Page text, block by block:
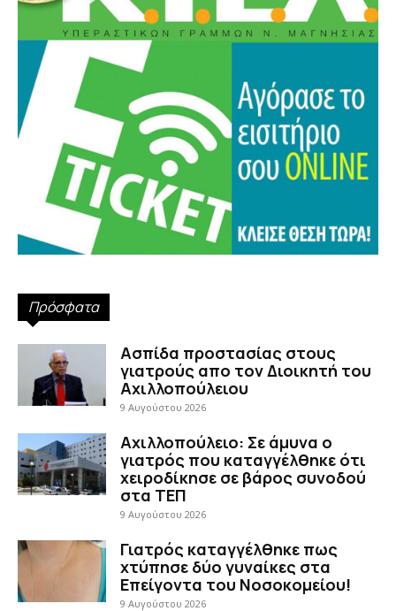
Πρόσφατα
Ασπίδα προστασίας στους
γιατρούς απο τον Διοικητή του
Αχιλλοπούλειου
9 Αυγούστου 2026
Αχιλλοπούλειο: Σε άμυνα ο
γιατρός που καταγγέλθηκε ότι
χειροδίκησε σε βάρος συνοδού
στα ΤΕΠ
9 Αυγούστου 2026
Γιατρός καταγγέλθηκε πως
χτύπησε δύο γυναίκες στα
Επείγοντα του Νοσοκομείου!
9 Αυγούστου 2026